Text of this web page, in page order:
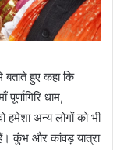
बताते हुए कहा कि
धाम,
हमेशा अन्य लोगों को भी
हैं। कुंभ और कांवड़ यात्रा